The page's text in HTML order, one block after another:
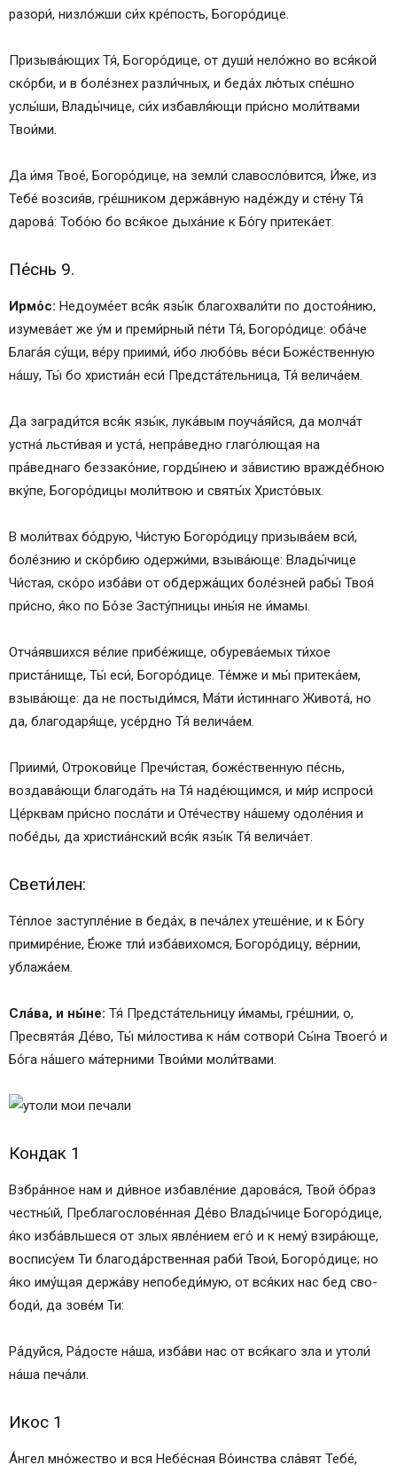
разори́, низло́жши си́х кре́пость, Богоро́дице.
Призыва́ющих Тя́, Богоро́дице, от души́ нело́жно во вся́кой
ско́рби, и в боле́знех разли́чных, и беда́х лю́тых спе́шно
услы́ши, Влады́чице, си́х избавля́ющи при́сно моли́твами
Твои́ми.
Да и́мя Твое́, Богоро́дице, на земли́ славосло́вится, И́же, из
Тебе́ возсия́в, гре́шником держа́вную наде́жду и сте́ну Тя́
дарова́: Тобо́ю бо вся́кое дыха́ние к Бо́гу притека́ет.
Пе́снь 9.
Ирмо́с: Недоуме́ет вся́к язы́к благохвали́ти по достоя́нию,
изумева́ет же у́м и преми́рный пе́ти Тя́, Богоро́дице: оба́че
Блага́я су́щи, ве́ру приими́, и́бо любо́вь ве́си Боже́ственную
на́шу, Ты́ бо христиа́н еси́ Предста́тельница, Тя́ велича́ем.
Да загради́тся вся́к язы́к, лука́вым поуча́яйся, да молча́т
устна́ льсти́вая и уста́, непра́ведно глаго́лющая на
пра́веднаго беззако́ние, горды́нею и за́вистию вражде́бною
вку́пе, Богоро́дицы моли́твою и святы́х Христо́вых.
В моли́твах бо́друю, Чи́стую Богоро́дицу призыва́ем вси́,
боле́знию и ско́рбию одержи́ми, взыва́юще: Влады́чице
Чи́стая, ско́ро изба́ви от обдержа́щих боле́зней рабы́ Твоя́
при́сно, я́ко по Бо́зе Засту́пницы ины́я не и́мамы.
Отча́явшихся ве́лие прибе́жище, обурева́емых ти́хое
приста́нище, Ты́ еси́, Богоро́дице. Те́мже и мы́ притека́ем,
взыва́юще: да не постыди́мся, Ма́ти и́стиннаго Живота́, но
да, благодаря́ще, усе́рдно Тя́ велича́ем.
Приими́, Отрокови́це Пречи́стая, боже́ственную пе́снь,
воздава́ющи благода́ть на Тя́ наде́ющимся, и ми́р испроси́
Це́рквам при́сно посла́ти и Оте́честву на́шему одоле́ния и
побе́ды, да христиа́нский вся́к язы́к Тя́ велича́ет.
Свети́лен:
Те́плое заступле́ние в беда́х, в печа́лех утеше́ние, и к Бо́гу
примире́ние, Е́юже тли́ изба́вихомся, Богоро́дицу, ве́рнии,
ублажа́ем.
Сла́ва, и ны́не: Тя́ Предста́тельницу и́мамы, гре́шнии, о,
Пресвята́я Де́во, Ты́ ми́лостива к на́м сотвори́ Сы́на Твоего́ и
Бо́га на́шего ма́терними Твои́ми моли́твами.
Кондак 1
Взбра́нное нам и ди́в­ное из­бав­ле́­ние да­ро­ва́­ся, Твой о́б­раз
чест­ны́й, Преблагослове́нная Де́­во Вла­ды́­чи­це Бо­го­ро́­ди­це,
я́ко из­ба́вль­ше­ся от злых яв­ле́­ни­ем его́ и к не­му́ взи­ра́ю­ще,
воспису́ем Ти бла­го­да́р­ствен­ная раби́ Твои́, Бо­го­ро́­ди­це; но
я́ко иму́щая держа́ву непобеди́мую, от вся́­ких нас бед сво­
боди́, да зо­ве́м Ти:
Ра́­дуй­ся, Ра́­дос­те на́­ша, из­ба́­ви нас от вся́­ка­го зла и утоли́
на́­ша пе­ча́­ли.
Икос 1
А́н­гел мно́­жест­во и вся Не­бе́с­ная Во́­ин­ства сла́вят Те­бе́,